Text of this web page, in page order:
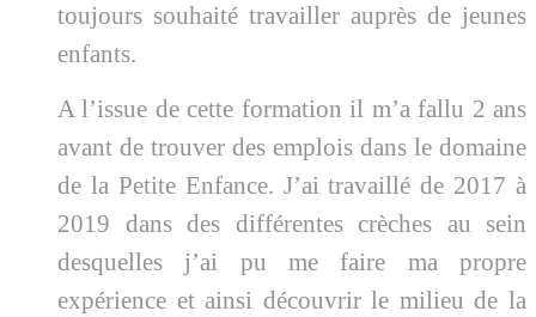
toujours souhaité travailler auprès de jeunes
enfants.
A l’issue de cette formation il m’a fallu 2 ans
avant de trouver des emplois dans le domaine
de la Petite Enfance. J’ai travaillé de 2017 à
2019 dans des différentes crèches au sein
desquelles j’ai pu me faire ma propre
expérience et ainsi découvrir le milieu de la